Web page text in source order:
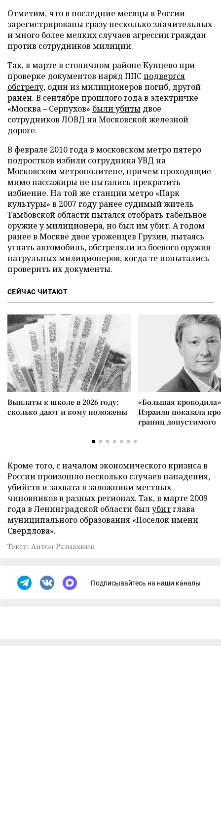
Отметим, что в последние месяцы в России
зарегистрированы сразу несколько значительных
и много более мелких случаев агрессии граждан
против сотрудников милиции.
Так, в марте в столичном районе Кунцево при
проверке документов наряд ППСподвергся
обстрелу, один из милиционеров погиб, другой
ранен. В сентябре прошлого года в электричке
«Москва – Серпухов» были убиты двое
сотрудников ЛОВД на Московской железной
дороге.
В феврале 2010 года в московском метро пятеро
подростков избили сотрудника УВД на
Московском метрополитене, причем проходящие
мимо пассажиры не пытались прекратить
избиение. На той же станции метро «Парк
культуры» в 2007 году ранее судимый житель
Тамбовской области пытался отобрать табельное
оружие у милиционера, но был им убит. А годом
ранее в Москве двое уроженцев Грузии, пытаясь
угнать автомобиль, обстреляли из боевого оружия
патрульных милиционеров, когда те попытались
проверить их документы.
СЕЙЧАС ЧИТАЮТ
Выплаты к школе в 2026 году:
сколько дают и кому положены
«Большая
Израиля показала
границ допустимого
Кроме того, с началом экономического кризиса в
России произошло несколько случаев нападения,
убийств и захвата в заложники местных
чиновников в разных регионах. Так, в марте 2009
года в Ленинградской области былубитглава
муниципального образования «Поселок имени
Свердлова».
Текст: Антон Размахнин
Подписывайтесь на наши каналы